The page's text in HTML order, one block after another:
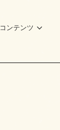
コンテンツ